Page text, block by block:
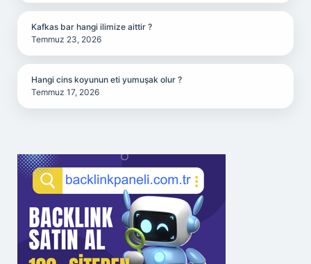
Kafkas bar hangi ilimize aittir ?
Temmuz 23, 2026
Hangi cins koyunun eti yumuşak olur ?
Temmuz 17, 2026